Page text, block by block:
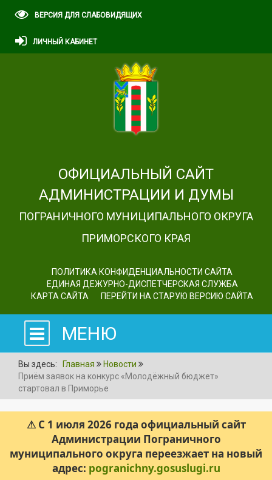
ВЕРСИЯ ДЛЯ СЛАБОВИДЯЩИХ
ЛИЧНЫЙ КАБИНЕТ
ОФИЦИАЛЬНЫЙ САЙТ
АДМИНИСТРАЦИИ И ДУМЫ
ПОГРАНИЧНОГО МУНИЦИПАЛЬНОГО ОКРУГА
ПРИМОРСКОГО КРАЯ
ПОЛИТИКА КОНФИДЕНЦИАЛЬНОСТИ САЙТА
ЕДИНАЯ ДЕЖУРНО-ДИСПЕТЧЕРСКАЯ СЛУЖБА
КАРТА САЙТА
ПЕРЕЙТИ НА СТАРУЮ ВЕРСИЮ САЙТА
МЕНЮ
Вы здесь: Главная
Новости
Приём заявок на конкурс «Молодёжный бюджет»
стартовал в Приморье
⚠ С 1 июля 2026 года официальный сайт
Администрации Пограничного
муниципального округа переезжает на новый
адрес: pogranichny.gosuslugi.ru